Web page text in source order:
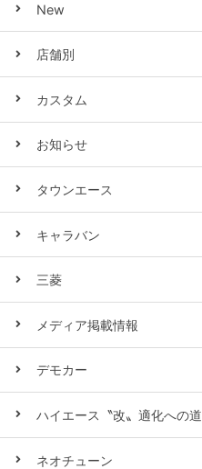
New
店舗別
カスタム
お知らせ
タウンエース
キャラバン
三菱
メディア掲載情報
デモカー
ハイエース〝改〟適化への道
ネオチューン